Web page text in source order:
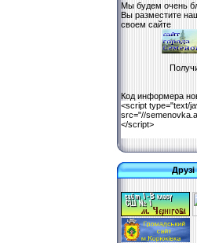
Мы будем очень
Вы разместите
своем сайте
Код информера
Друзі